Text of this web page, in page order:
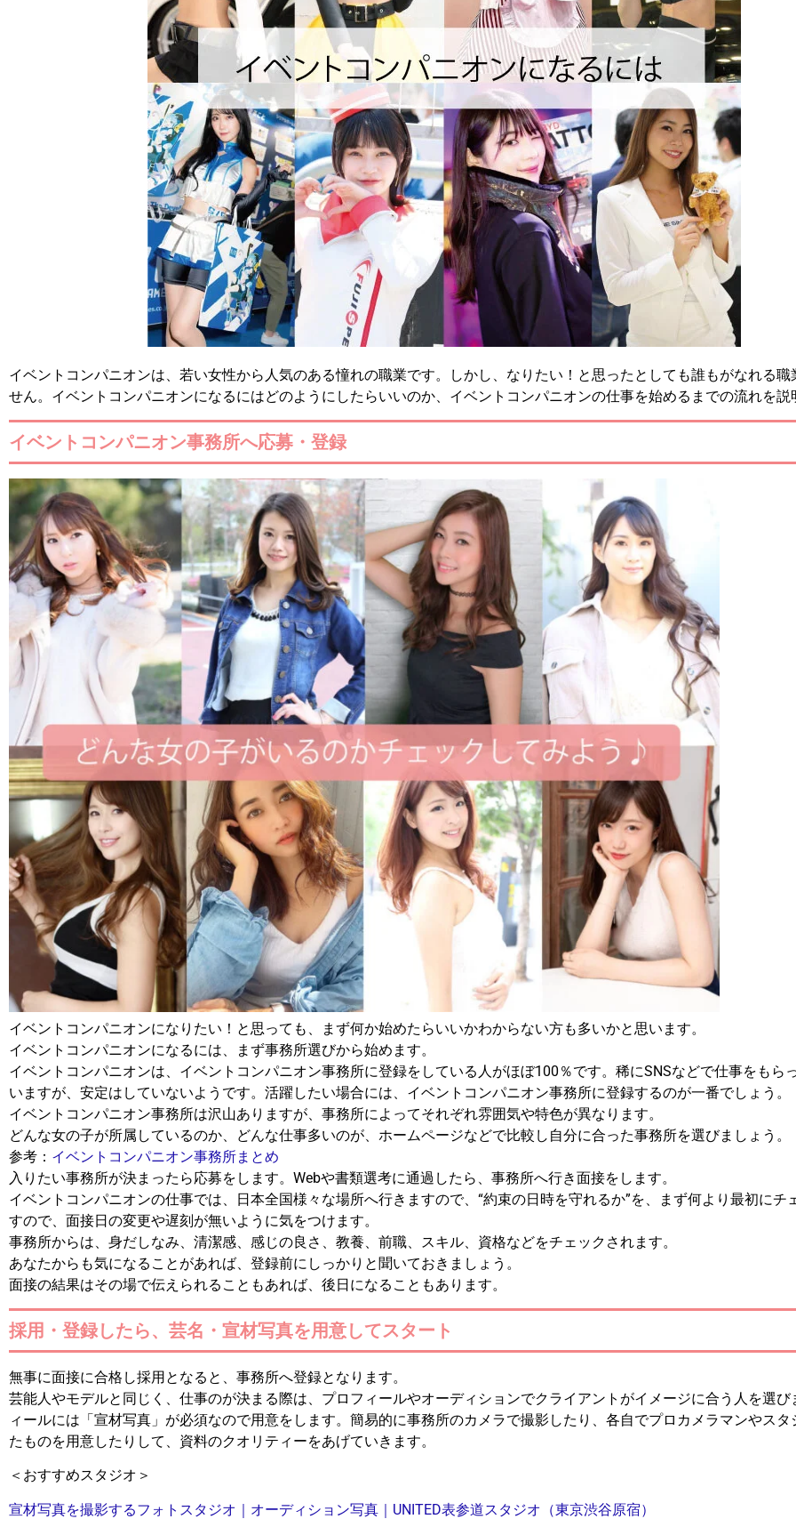
イベントコンパニオンは、若い女性から人気のある憧れの職業です。しかし、なりたい！と思ったとしても誰もがなれる職
せん。イベントコンパニオンになるにはどのようにしたらいいのか、イベントコンパニオンの仕事を始めるまでの流れを説
イベントコンパニオン事務所へ応募・登録
イベントコンパニオンになりたい！と思っても、まず何か始めたらいいかわからない方も多いかと思います。
イベントコンパニオンになるには、まず事務所選びから始めます。
イベントコンパニオンは、イベントコンパニオン事務所に登録をしている人がほぼ100％です。稀にSNSなどで仕事をもら
いますが、安定はしていないようです。活躍したい場合には、イベントコンパニオン事務所に登録するのが一番でしょう。
イベントコンパニオン事務所は沢山ありますが、事務所によってそれぞれ雰囲気や特色が異なります。
どんな女の子が所属しているのか、どんな仕事多いのが、ホームページなどで比較し自分に合った事務所を選びましょう。
参考： イベントコンパニオン事務所まとめ
入りたい事務所が決まったら応募をします。Webや書類選考に通過したら、事務所へ行き面接をします。
イベントコンパニオンの仕事では、日本全国様々な場所へ行きますので、“約束の日時を守れるか”を、まず何より最初にチ
すので、面接日の変更や遅刻が無いように気をつけます。
事務所からは、身だしなみ、清潔感、感じの良さ、教養、前職、スキル、資格などをチェックされます。
あなたからも気になることがあれば、登録前にしっかりと聞いておきましょう。
面接の結果はその場で伝えられることもあれば、後日になることもあります。
採用・登録したら、芸名・宣材写真を用意してスタート
無事に面接に合格し採用となると、事務所へ登録となります。
芸能人やモデルと同じく、仕事のが決まる際は、プロフィールやオーディションでクライアントがイメージに合う人を選び
ィールには「宣材写真」が必須なので用意をします。簡易的に事務所のカメラで撮影したり、各自でプロカメラマンやスタ
たものを用意したりして、資料のクオリティーをあげていきます。
＜おすすめスタジオ＞
宣材写真を撮影するフォトスタジオ｜オーディション写真｜UNITED表参道スタジオ（東京渋谷原宿）